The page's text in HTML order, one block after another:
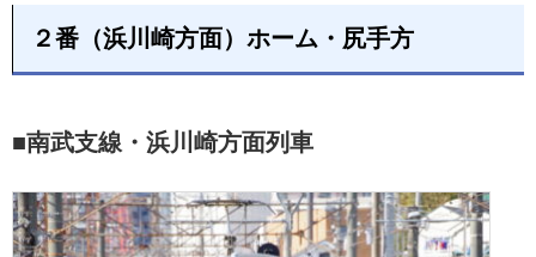
２番（浜川崎方面）ホーム・尻手方
■南武支線・浜川崎方面列車